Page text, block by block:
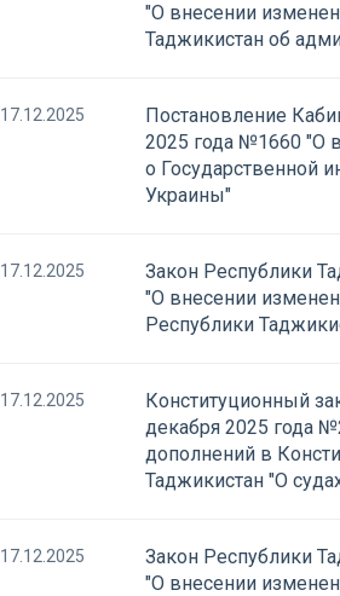
"О внесении
Таджикистан об
17.12.2025
Постановление
2025 года №1660 "О
о Государственной
Украины"
17.12.2025
Закон Республики
"О внесении
Республики
17.12.2025
Конституционный
декабря 2025 года
дополнений в
Таджикистан "О
17.12.2025
Закон Республики
"О внесении